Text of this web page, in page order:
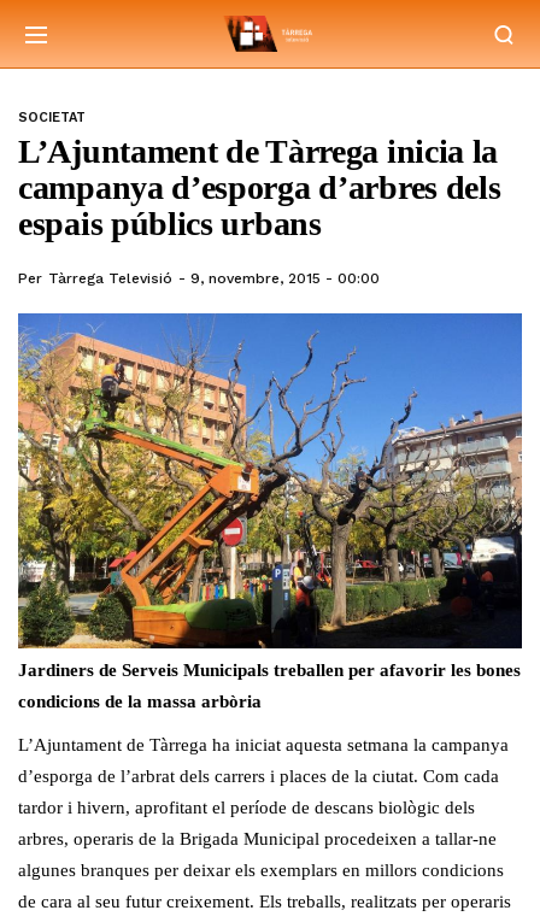
SOCIETAT
L’Ajuntament de Tàrrega inicia la
campanya d’esporga d’arbres dels
espais públics urbans
Per Tàrrega Televisió 9, novembre, 2015 - 00:00
Jardiners de Serveis Municipals treballen per afavorir les bones
condicions de la massa arbòria
L’Ajuntament de Tàrrega ha iniciat aquesta setmana la campanya
d’esporga de l’arbrat dels carrers i places de la ciutat. Com cada
tardor i hivern, aprofitant el període de descans biològic dels
arbres, operaris de la Brigada Municipal procedeixen a tallar-ne
algunes branques per deixar els exemplars en millors condicions
de cara al seu futur creixement. Els treballs, realitzats per operaris